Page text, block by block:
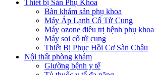
Thiết bị Sản Phụ Khoa
Bàn khám sản phụ khoa
Máy Áp Lạnh Cổ Tử Cung
Máy ozone điều trị bệnh phụ khoa
Máy soi cổ tử cung
Thiết Bị Phục Hồi Cơ Sàn Chậu
Nội thất phòng khám
Giường bệnh y tế